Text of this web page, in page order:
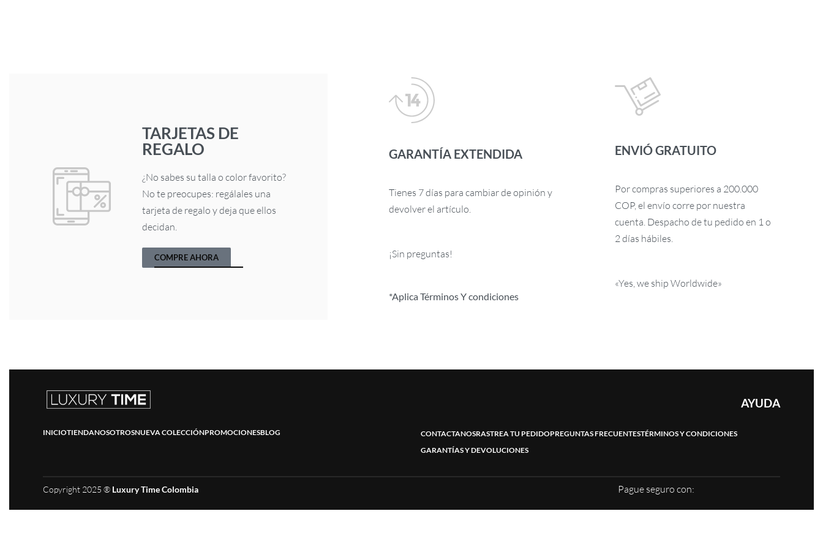
TARJETAS DE
REGALO
¿No sabes su talla o color favorito?
No te preocupes: regálales una
tarjeta de regalo y deja que ellos
decidan.
COMPRE AHORA
GARANTÍA EXTENDIDA
Tienes 7 días para cambiar de opinión y
devolver el artículo.
¡Sin preguntas!
*Aplica Términos Y condiciones
ENVIÓ GRATUITO
Por compras superiores a 200.000
COP, el envío corre por nuestra
cuenta. Despacho de tu pedido en 1 o
2 días hábiles.
«Yes, we ship Worldwide»
INICIOTIENDANOSOTROSNUEVA COLECCIÓNPROMOCIONESBLOG
AYUDA
CONTACTANOSRASTREA TU PEDIDOPREGUNTAS FRECUENTESTÉRMINOS Y CONDICIONES
GARANTÍAS Y DEVOLUCIONES
Copyright 2025 ® Luxury Time Colombia Pague seguro con: